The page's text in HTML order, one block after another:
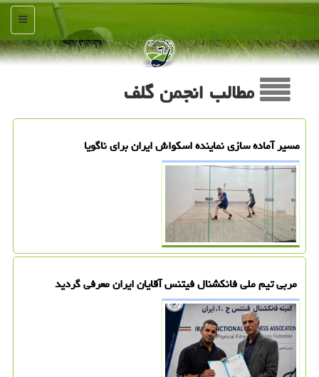
منو
مطالب انجمن گلف
مسیر آماده سازی نماینده اسکواش ایران برای ناگویا